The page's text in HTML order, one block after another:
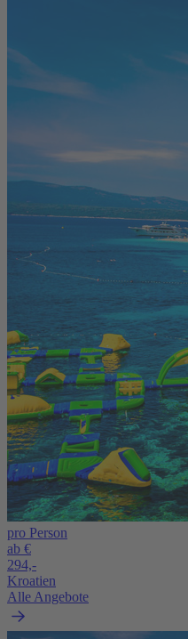
pro Person
ab €
294,-
Kroatien
Alle Angebote